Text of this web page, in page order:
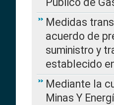
Medidas
acuerdo de
suministro y
establecido
Mediante la
Minas Y